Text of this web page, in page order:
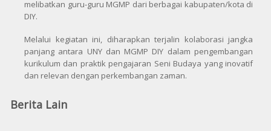
melibatkan guru-guru MGMP dari berbagai kabupaten/kota di
DIY.
Melalui kegiatan ini, diharapkan terjalin kolaborasi jangka
panjang antara UNY dan MGMP DIY dalam pengembangan
kurikulum dan praktik pengajaran Seni Budaya yang inovatif
dan relevan dengan perkembangan zaman.
Berita Lain